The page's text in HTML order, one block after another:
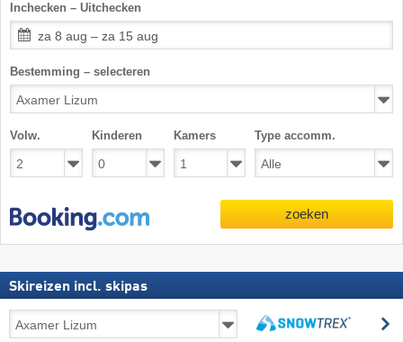
Inchecken – Uitchecken
za 8 aug – za 15 aug
Bestemming – selecteren
Volw. Kinderen Kamers Type accomm.
zoeken
Skireizen incl. skipas
Skireizen
incl.